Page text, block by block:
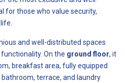
for those who value security,
and well-distributed spaces
On the ground floor, it
breakfast area, fully equipped
terrace, and laundry